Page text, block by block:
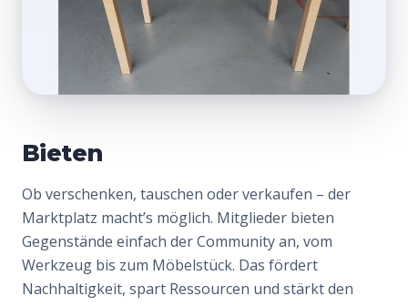
Bieten
Ob verschenken, tauschen oder verkaufen – der
Marktplatz macht’s möglich. Mitglieder bieten
Gegenstände einfach der Community an, vom
Werkzeug bis zum Möbelstück. Das fördert
Nachhaltigkeit, spart Ressourcen und stärkt den